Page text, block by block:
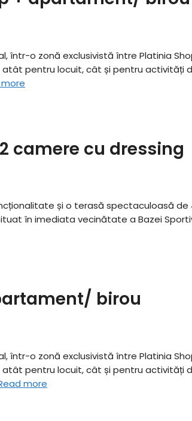
o zonă exclusivistă între Platinia
pentru locuit, cât și pentru activități
camere cu dressing
și o terasă spectaculoasă
în imediata vecinătate a Bazei
birou
o zonă exclusivistă între Platinia
pentru locuit, cât și pentru activități
more